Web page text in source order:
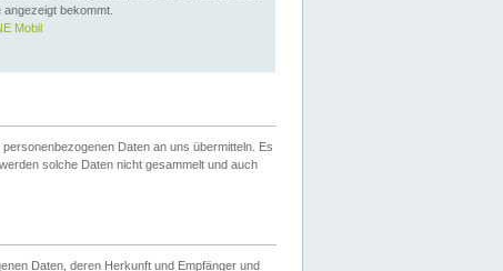
bekommt.
Mobil
Daten an uns übermitteln. Es
solche Daten nicht gesammelt und auch
Daten, deren Herkunft und Empfänger und